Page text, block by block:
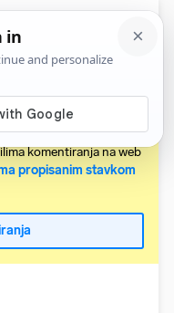
Relevantni
članke obvezan je
komentiranja na web
propisanim stavkom